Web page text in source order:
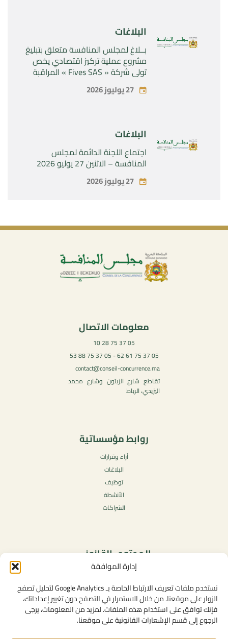
إدارة الموافقة
نستخدم ملفات تعريف الارتباط الخاصة بـ Google Analytics لتحليل تصفح
الزوار على موقعنا. من خلال الاستمرار في التصفح دون تغيير إعداداتك،
فإنك توافق على استخدام هذه الملفات. لمزيد من المعلومات، يرجى
الرجوع إلى قسم الإشعارات القانونية على موقعنا.
البلاغات
بــلاغ لمجلس المنافسة متعلق بتبليغ
مشروع عملية تركيز اقتصادي يخص
تولي شركة « Fives SAS » المراقبة
SAS »27 يوليوز 2026
البلاغات
اجتماع اللجنة الدائمة لمجلس
المنافسة – الاثنين 27 يوليو 2026
27 يوليوز 2026
معلومات الاتصال
05 37 75 28 10
05 37 75 61 62 - 05 37 75 88 53
contact@conseil-concurrence.ma
تقاطع شارع الزيتون وشارع محمد
اليزيدي، الرباط
روابط مؤسساتية
آراء وقرارات
البلاغات
توظيف
الأنشطة
الشراكات
المحتوى القانوني
سياسة الخصوصية
شروط الاستخدام العامة
الإشعارات القانونية
سياسة ملفات تعريف الارتباط (الكوكيز)